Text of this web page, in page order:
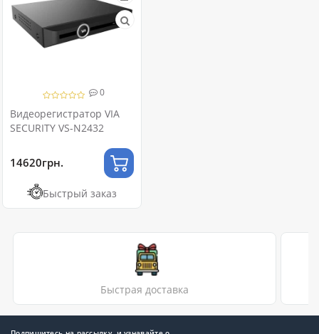
0
Видеорегистратор VIA
SECURITY VS-N2432
14620грн.
Быстрый заказ
Быстрая доставка